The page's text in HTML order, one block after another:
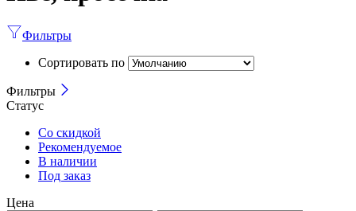
Фильтры
Сортировать по
Фильтры
Статус
Со скидкой
Рекомендуемое
В наличии
Под заказ
Цена